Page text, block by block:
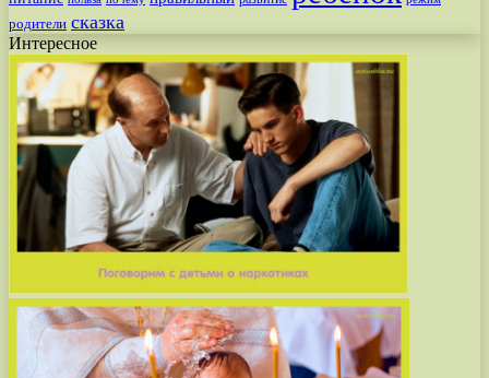
родители сказка
Интересное